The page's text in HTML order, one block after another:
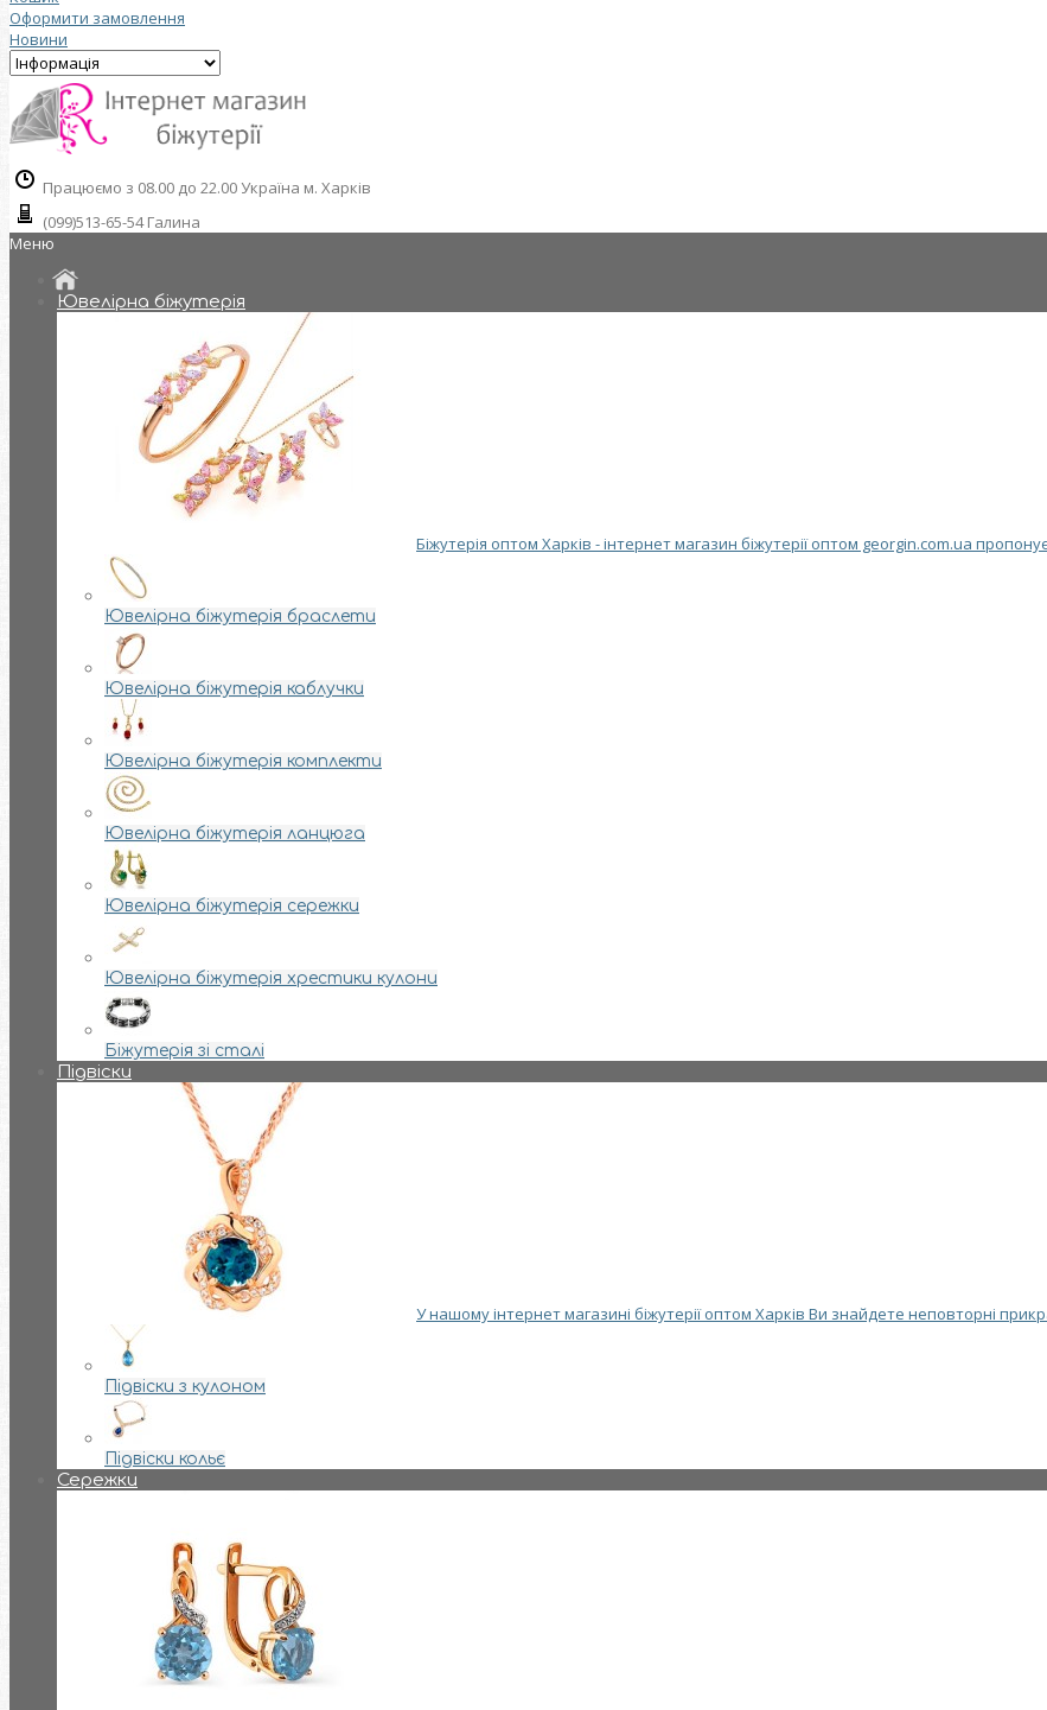
Оформити замовлення
Новини
Працюємо з 08.00 до 22.00 Україна м. Харків
(099)513-65-54 Галина
Меню
Ювелірна біжутерія
Біжутерія оптом Харків - інтернет магазин біжутерії оптом georgin.com.ua
Ювелірна біжутерія браслети
Ювелірна біжутерія каблучки
Ювелірна біжутерія комплекти
Ювелірна біжутерія ланцюга
Ювелірна біжутерія сережки
Ювелірна біжутерія хрестики кулони
Біжутерія зі сталі
Підвіски
У нашому інтернет магазині біжутерії оптом Харків Ви знайдете неповторні
Підвіски з кулоном
Підвіски кольє
Сережки